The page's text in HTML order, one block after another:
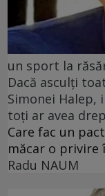
un sport la
Dacă asculți
Simonei Halep,
toți ar avea
Care fac un
măcar o privire
Radu NAUM